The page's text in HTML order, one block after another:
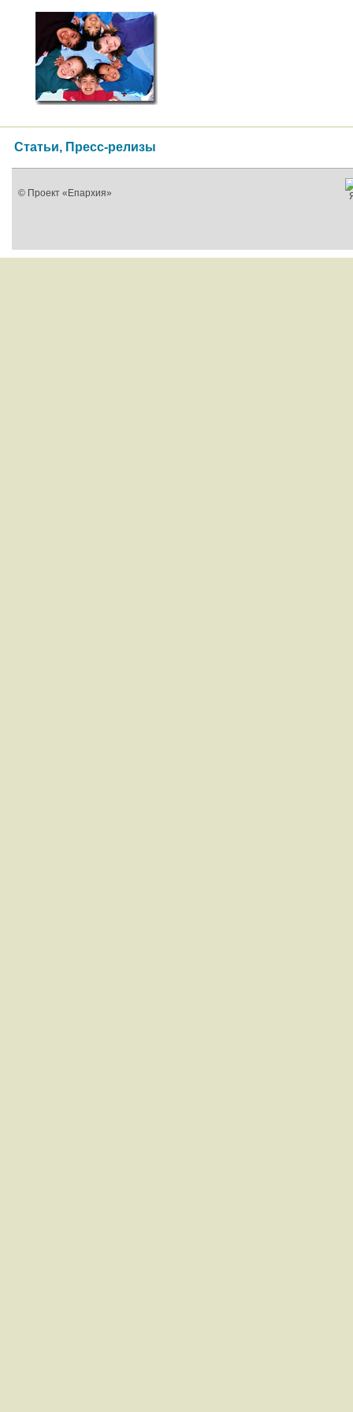
Статьи, Пресс-релизы
© Проект «Епархия»